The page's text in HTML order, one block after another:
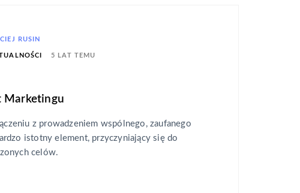
RUSIN
5 LAT TEMU
Marketingu
z prowadzeniem wspólnego, zaufanego
istotny element, przyczyniający się do
celów.